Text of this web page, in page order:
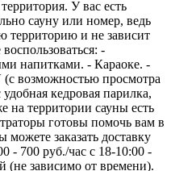
У вас есть
сауну или номер, ведь
территорию и не зависит
-
напитками. - Караоке. -
возможностью просмотра
кедровая парилка,
на территории сауны есть
готовы помочь вам в
заказать доставку
- 700 руб./час с 18-10:00 -
(не зависимо от времени).